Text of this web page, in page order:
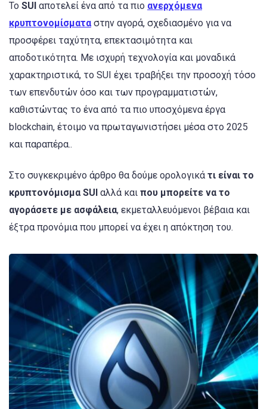
Το SUI αποτελεί ένα από τα πιο ανερχόμενα
κρυπτονομίσματα στην αγορά, σχεδιασμένο για να
προσφέρει ταχύτητα, επεκτασιμότητα και
αποδοτικότητα. Με ισχυρή τεχνολογία και μοναδικά
χαρακτηριστικά, το SUI έχει τραβήξει την προσοχή τόσο
των επενδυτών όσο και των προγραμματιστών,
καθιστώντας το ένα από τα πιο υποσχόμενα έργα
blockchain, έτοιμο να πρωταγωνιστήσει μέσα στο 2025
και παραπέρα..
Στο συγκεκριμένο άρθρο θα δούμε ορολογικά τι είναι το
κρυπτονόμισμα SUI αλλά και που μπορείτε να το
αγοράσετε με ασφάλεια, εκμεταλλευόμενοι βέβαια και
έξτρα προνόμια που μπορεί να έχει η απόκτηση του.